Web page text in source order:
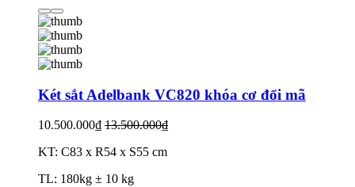
Két sắt Adelbank VC820 khóa cơ đổi mã
10.500.000₫ 13.500.000₫
KT: C83 x R54 x S55 cm
TL: 180kg ± 10 kg